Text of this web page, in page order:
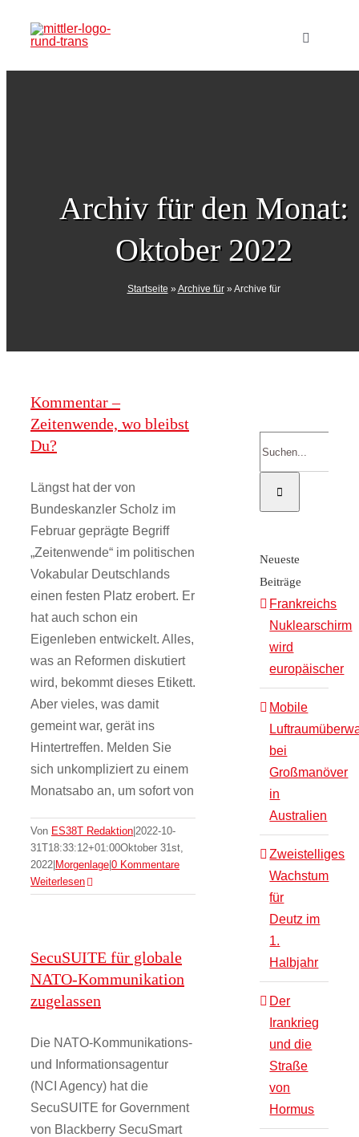
Inhalt
Toggle
Archiv für den Monat:
Oktober 2022
Startseite » Archive für» Archive für
Kommentar –
Zeitenwende, wo bleibst
Du?
Längst hat der von
Bundeskanzler Scholz im
Februar geprägte Begriff
„Zeitenwende“ im politischen
Vokabular Deutschlands
einen festen Platz erobert. Er
hat auch schon ein
Eigenleben entwickelt. Alles,
was an Reformen diskutiert
wird, bekommt dieses Etikett.
Aber vieles, was damit
gemeint war, gerät ins
Hintertreffen. Melden Sie
sich unkompliziert zu einem
Monatsabo an, um sofort von
Von ES38T Redaktion 2022-10-
31T18:33:12+01:00Oktober 31st,
2022 Morgenlage 0 Kommentare
Weiterlesen
SecuSUITE für globale
NATO-Kommunikation
zugelassen
Die NATO-Kommunikations-
und Informationsagentur
(NCI Agency) hat die
SecuSUITE for Government
von Blackberry SecuSmart
Neueste
Beiträge
Frankreichs
Nuklearschirm
wird
europäischer
Mobile
bei
Großmanöver
in
Australien
Zweistelliges
Wachstum
für
Deutz im
1.
Halbjahr
Der
Irankrieg
und die
Straße
von
Hormus